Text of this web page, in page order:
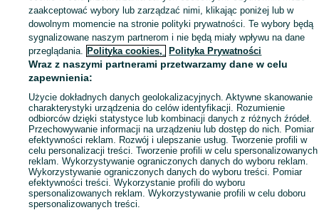
zaakceptować wybory lub zarządzać nimi, klikając poniżej lub w
dowolnym momencie na stronie polityki prywatności. Te wybory będą
sygnalizowane naszym partnerom i nie będą miały wpływu na dane
przeglądania. Polityka cookies, Polityka Prywatności
Wraz z naszymi partnerami przetwarzamy dane w celu
zapewnienia:
Użycie dokładnych danych geolokalizacyjnych. Aktywne skanowanie
charakterystyki urządzenia do celów identyfikacji. Rozumienie
odbiorców dzięki statystyce lub kombinacji danych z różnych źródeł.
Przechowywanie informacji na urządzeniu lub dostęp do nich. Pomiar
efektywności reklam. Rozwój i ulepszanie usług. Tworzenie profili w
celu personalizacji treści. Tworzenie profili w celu spersonalizowanych
reklam. Wykorzystywanie ograniczonych danych do wyboru reklam.
Wykorzystywanie ograniczonych danych do wyboru treści. Pomiar
efektywności treści. Wykorzystanie profili do wyboru
spersonalizowanych reklam. Wykorzystywanie profili w celu doboru
spersonalizowanych treści.